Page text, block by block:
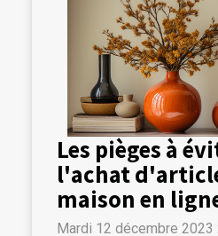
Les pièges à
l'achat
maison en
Mardi 12 décembre 2023